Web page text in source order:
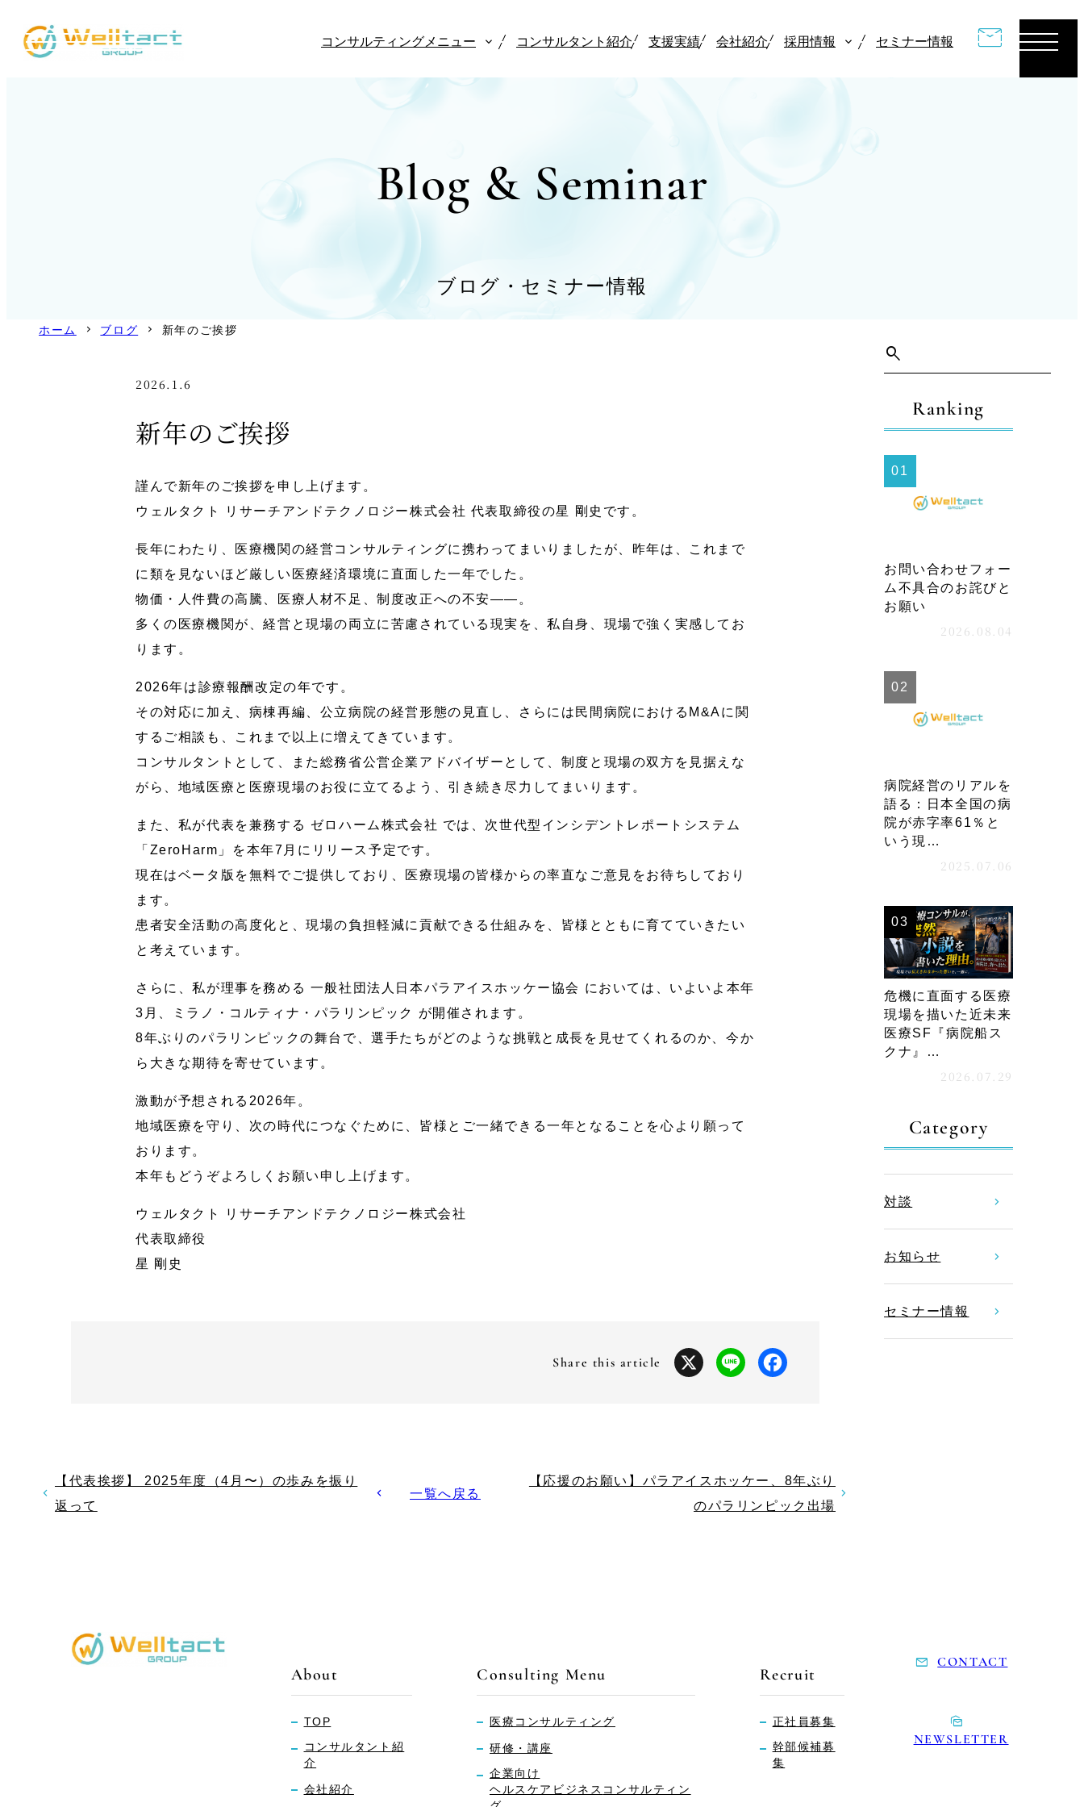
コンサルティングメニュー コンサルタント紹介 支援実績 会社紹介 採用情報 セミナー情報
Blog & Seminar
ブログ・セミナー情報
ホーム ブログ 新年のご挨拶
2026.1.6
新年のご挨拶
謹んで新年のご挨拶を申し上げます。
ウェルタクト リサーチアンドテクノロジー株式会社 代表取締役の星 剛史です。
長年にわたり、医療機関の経営コンサルティングに携わってまいりましたが、昨年は、これまで
に類を見ないほど厳しい医療経済環境に直面した一年でした。
物価・人件費の高騰、医療人材不足、制度改正への不安――。
多くの医療機関が、経営と現場の両立に苦慮されている現実を、私自身、現場で強く実感してお
ります。
2026年は診療報酬改定の年です。
その対応に加え、病棟再編、公立病院の経営形態の見直し、さらには民間病院におけるM&Aに関
するご相談も、これまで以上に増えてきています。
コンサルタントとして、また総務省公営企業アドバイザーとして、制度と現場の双方を見据えな
がら、地域医療と医療現場のお役に立てるよう、引き続き尽力してまいります。
また、私が代表を兼務する ゼロハーム株式会社 では、次世代型インシデントレポートシステム
「ZeroHarm」を本年7月にリリース予定です。
現在はベータ版を無料でご提供しており、医療現場の皆様からの率直なご意見をお待ちしており
ます。
患者安全活動の高度化と、現場の負担軽減に貢献できる仕組みを、皆様とともに育てていきたい
と考えています。
さらに、私が理事を務める 一般社団法人日本パラアイスホッケー協会 においては、いよいよ本年
3月、ミラノ・コルティナ・パラリンピック が開催されます。
8年ぶりのパラリンピックの舞台で、選手たちがどのような挑戦と成長を見せてくれるのか、今か
ら大きな期待を寄せています。
激動が予想される2026年。
地域医療を守り、次の時代につなぐために、皆様とご一緒できる一年となることを心より願って
おります。
本年もどうぞよろしくお願い申し上げます。
ウェルタクト リサーチアンドテクノロジー株式会社
代表取締役
星 剛史
Share this article
【代表挨拶】 2025年度（4月〜）の歩みを振り
返って
一覧へ戻る
【応援のお願い】パラアイスホッケー、8年ぶり
のパラリンピック出場
検
索
Ranking
お問い合わせフォー
ム不具合のお詫びと
お願い
2026.08.04
病院経営のリアルを
語る：日本全国の病
院が赤字率61％と
いう現…
2025.07.06
危機に直面する医療
現場を描いた近未来
医療SF『病院船ス
クナ』…
2026.07.29
Category
対談
お知らせ
セミナー情報
About
TOP
コンサルタント紹
介
会社紹介
Consulting Menu
医療コンサルティング
研修・講座
企業向け
ヘルスケアビジネス コンサルティン
Recruit
正社員募集
幹部候補募
集
CONTACT
NEWSLETTER